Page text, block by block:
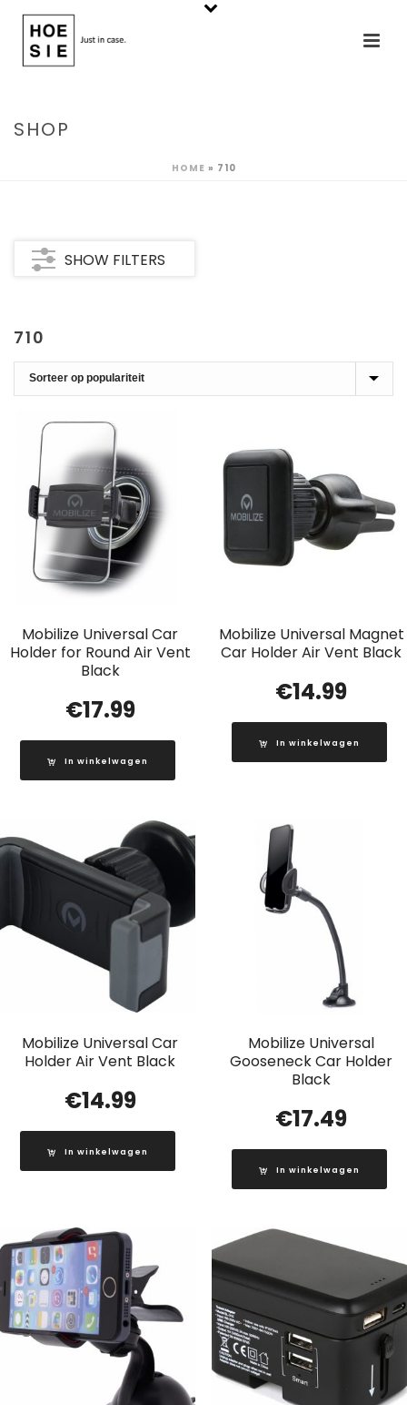
SHOP
HOME » 710
SHOW FILTERS
710
Mobilize Universal Car
Holder for Round Air Vent
Black
€17.99
In winkelwagen
Mobilize Universal Magnet
Car Holder Air Vent Black
€14.99
In winkelwagen
Mobilize Universal Car
Holder Air Vent Black
€14.99
In winkelwagen
Mobilize Universal
Gooseneck Car Holder
Black
€17.49
In winkelwagen